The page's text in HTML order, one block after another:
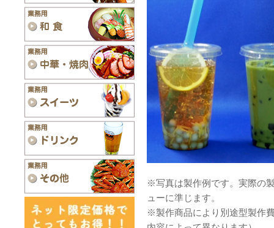
※写真は製作例です。実際の
ューに準じます。
※製作商品により別途型製作